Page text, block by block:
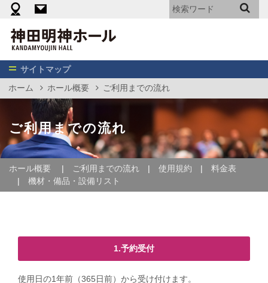
ホ
ー
サイトマップ
機材・備品・設備リスト
ホーム ホール概要 ご利用までの流れ
ご利用までの流れ
ホール概要 ご利用までの流れ 使用規約
料金表
機材・備品・設備リスト
1.予約受付
使用日の1年前（365日前）から受け付けます。